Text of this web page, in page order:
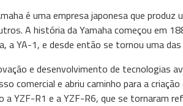
é uma empresa japonesa que
A história da Yamaha começou em
a YA-1, e desde então se tornou uma
e desenvolvimento de tecnologias
comercial e abriu caminho para a
YZF-R1 e a YZF-R6, que se tornaram